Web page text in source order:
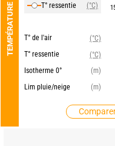
TEMPÉRATURE
T° ressentie
(°C)
T° de l'air
(°C)
T° ressentie
(°C)
Isotherme 0°
(m)
Lim pluie/neige
(m)